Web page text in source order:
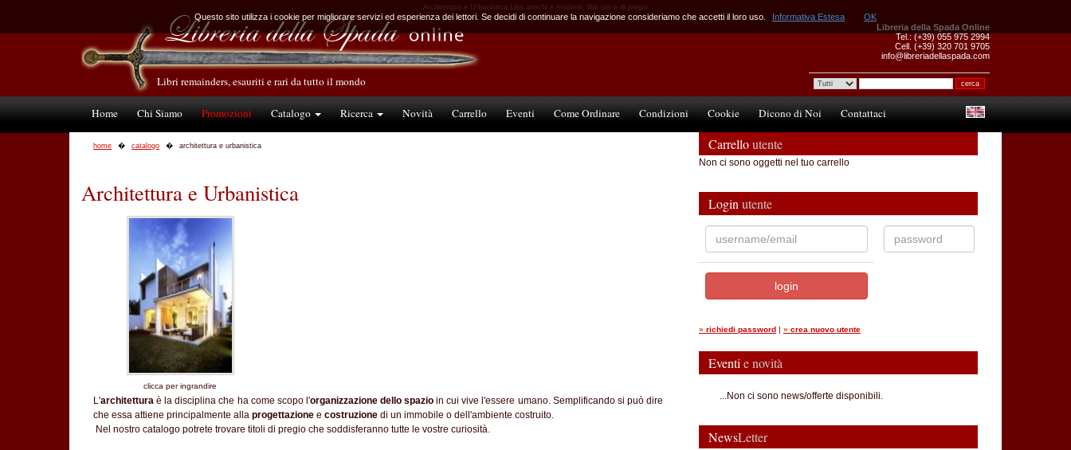
Architettura e Urbanistica Libri antichi e moderni, libri rari e di pregio
Libreria della Spada Online
Tel.: (+39) 055 975 2994
Cell. (+39) 320 701 9705
info@libreriadellaspada.com
Libri remainders, esauriti e rari da tutto il mondo
Home Chi Siamo Promozioni Catalogo Ricerca Novità Carrello Eventi Come Ordinare Condizioni Cookie Dicono di Noi Contattaci
home catalogo architettura e urbanistica
Architettura e Urbanistica
clicca per ingrandire
L'architettura è la disciplina che ha come scopo l'organizzazione dello spazio in cui vive l'essere umano. Semplificando si può dire
che essa attiene principalmente alla progettazione e costruzione di un immobile o dell'ambiente costruito.
Nel nostro catalogo potrete trovare titoli di pregio che soddisferanno tutte le vostre curiosità.
Carrelloutente
Non ci sono oggetti nel tuo carrello
Login utente
» richiedi password | » crea nuovo utente
Eventi e novità
...Non ci sono news/offerte disponibili.
NewsLetter
Questo sito utilizza i cookie per migliorare servizi ed esperienza dei lettori. Se decidi di continuare la navigazione consideriamo che accetti il loro uso. Informativa Estesa OK